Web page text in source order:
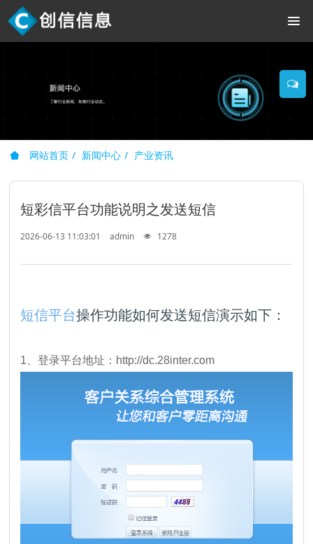
网站首页 新闻中心 产业资讯
短彩信平台功能说明之发送短信
2026-06-13 11:03:01 admin 1278
短信平台操作功能如何发送短信演示如下：
1、登录平台地址：http://dc.28inter.com